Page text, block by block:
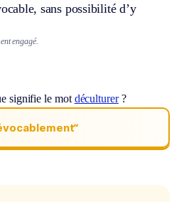
sans possibilité d’y
engagé.
signifie le mot déculturer?